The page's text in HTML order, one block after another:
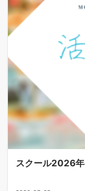
スクール2026